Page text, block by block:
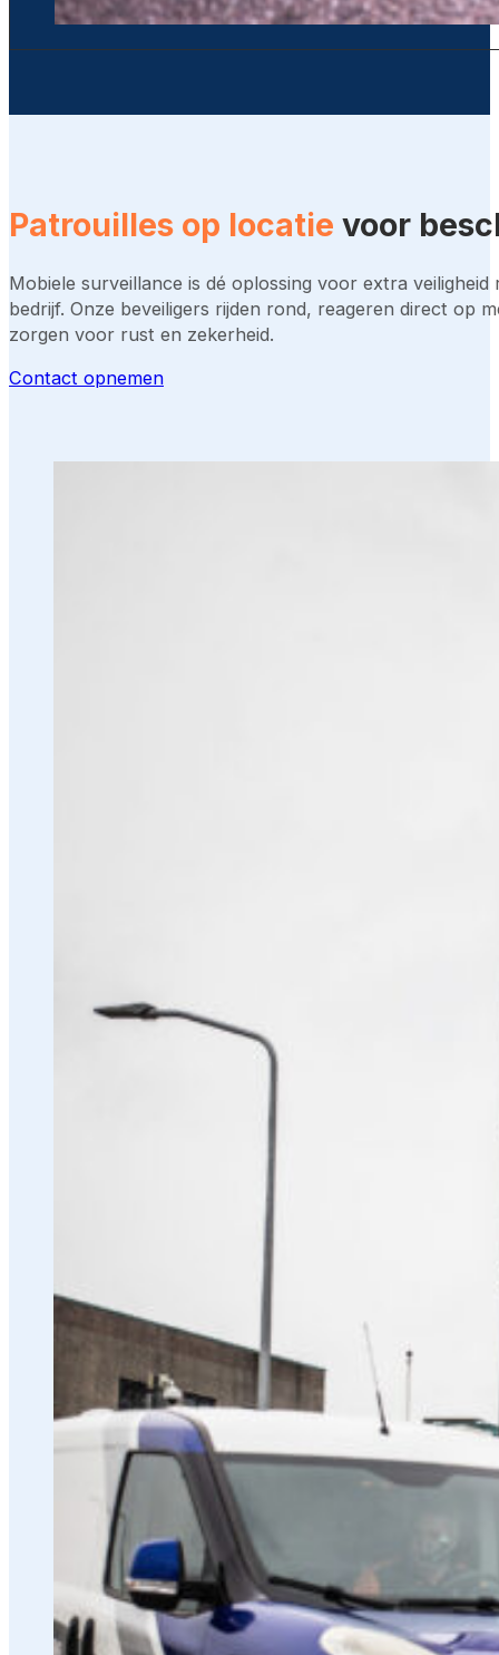
Patrouilles op locatie voor
Mobiele surveillance is dé oplossing voor extra veiligheid
bedrijf. Onze beveiligers rijden rond, reageren direct op
zorgen voor rust en zekerheid.
Contact opnemen